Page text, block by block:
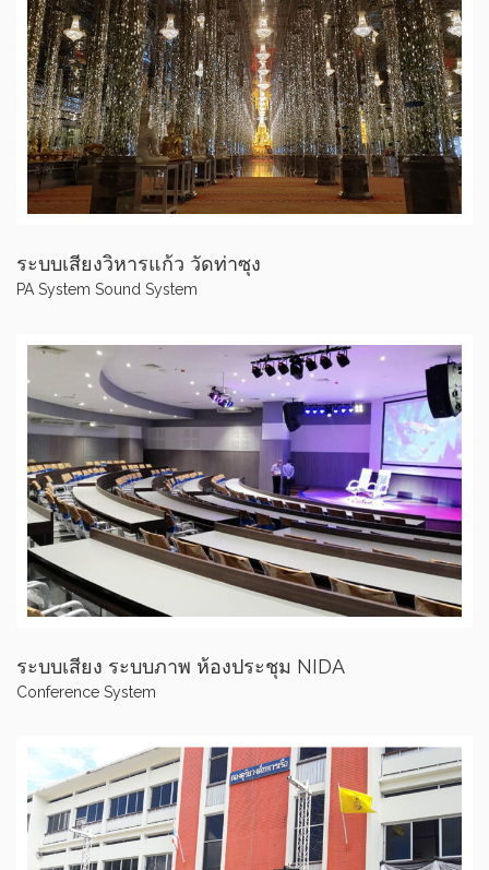
ระบบเสียงวิหารแก้ว วัดท่าซุง
PA System Sound System
ระบบเสียง ระบบภาพ ห้องประชุม NIDA
Conference System